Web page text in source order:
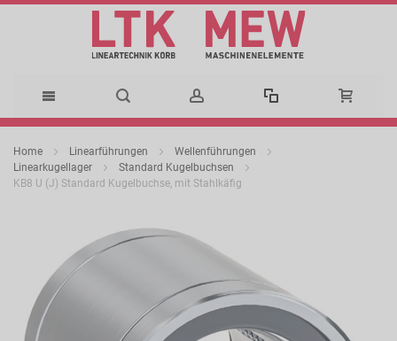
zum
Home Linearführungen
Wellenführungen
Linearkugellager
Standard Kugelbuchsen
KB8 U (J) Standard Kugelbuchse, mit Stahlkäfig
Bildergalerie
springen